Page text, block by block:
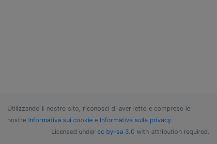
Utilizzando il nostro sito, riconosci di aver letto e compreso le
nostre Informativa sui cookie e Informativa sulla privacy.
Licensed under cc by-sa 3.0 with attribution required.